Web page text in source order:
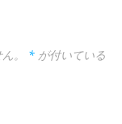
。 * が付いている